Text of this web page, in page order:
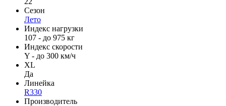
Сезон
Лето
Индекс нагрузки
107 - до 975 кг
Индекс скорости
Y - до 300 км/ч
XL
Да
Линейка
R330
Производитель